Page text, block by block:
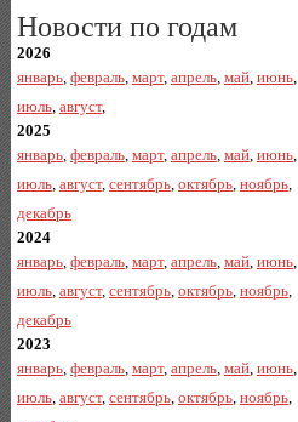
Новости по годам
2026
январь, февраль, март, апрель, май, июнь,
июль, август,
2025
январь, февраль, март, апрель, май, июнь,
июль, август, сентябрь, октябрь, ноябрь,
декабрь
2024
январь, февраль, март, апрель, май, июнь,
июль, август, сентябрь, октябрь, ноябрь,
декабрь
2023
январь, февраль, март, апрель, май, июнь,
июль, август, сентябрь, октябрь, ноябрь,